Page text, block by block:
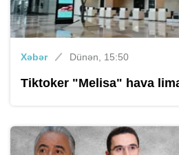
Xəbər Dünən, 15:50
Tiktoker "Melisa" hava